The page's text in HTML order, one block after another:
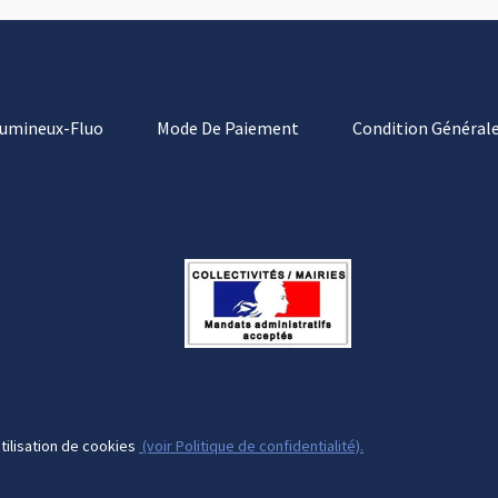
Fluo Mode De Paiement Condition
de cookies (voir Politique de confidentialité).